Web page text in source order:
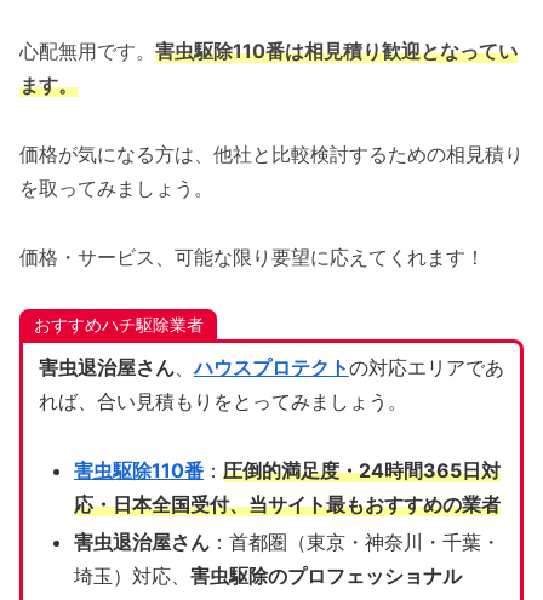
心配無用です。 害虫駆除110番は相見積り歓迎となってい
ます。
価格が気になる方は、他社と比較検討するための相見積り
を取ってみましょう。
価格・サービス、可能な限り要望に応えてくれます！
おすすめハチ駆除業者
害虫退治屋さん、ハウスプロテクトの対応エリアであ
れば、合い見積もりをとってみましょう。
害虫駆除110番： 圧倒的満足度・24時間365日対
応・日本全国受付、当サイト最もおすすめの業者
害虫退治屋さん：首都圏（東京・神奈川・千葉・
埼玉）対応、 害虫駆除のプロフェッショナル